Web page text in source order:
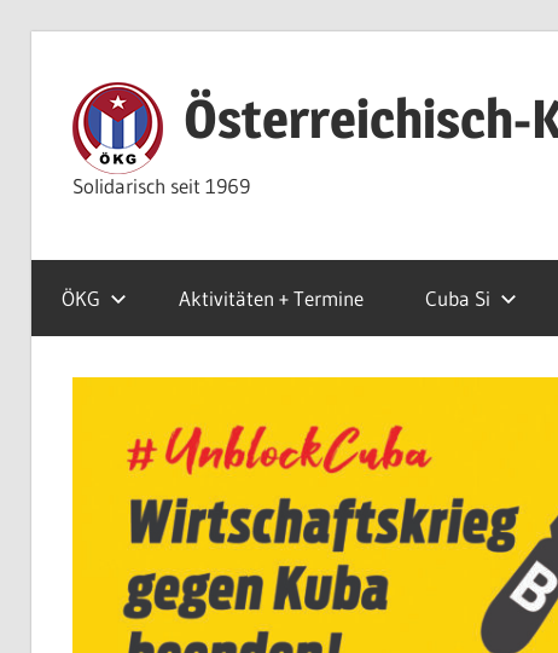
springen
Österreichisch-
Solidarisch seit 1969
ÖKG Aktivitäten + Termine Cuba Si